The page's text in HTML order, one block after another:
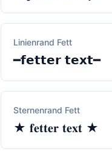
Linienrand Fett
━𝗳𝗲𝘁𝘁𝗲𝗿 𝘁𝗲𝘅𝘁━
Sternenrand Fett
★ 𝐟𝐞𝐭𝐭𝐞𝐫 𝐭𝐞𝐱𝐭 ★